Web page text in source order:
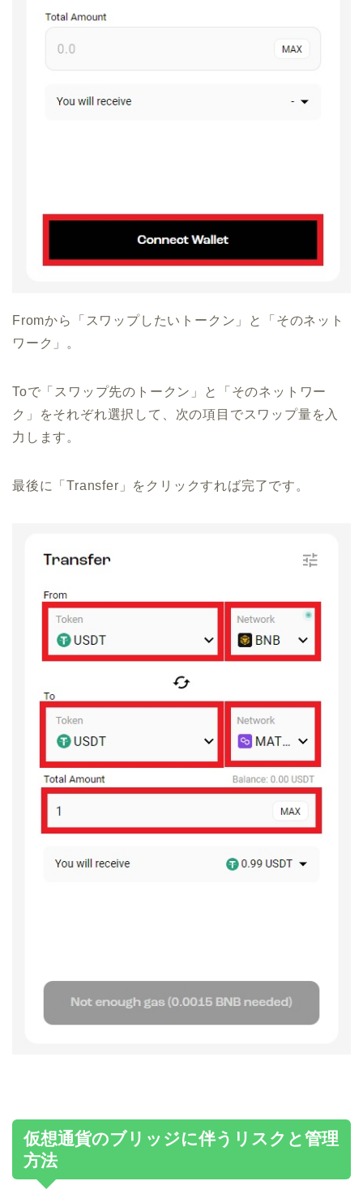
Fromから「スワップしたいトークン」と「そのネット
ワーク」。
Toで「スワップ先のトークン」と「そのネットワー
ク」をそれぞれ選択して、次の項目でスワップ量を入
力します。
最後に「Transfer」をクリックすれば完了です。
仮想通貨のブリッジに伴うリスクと管理
方法